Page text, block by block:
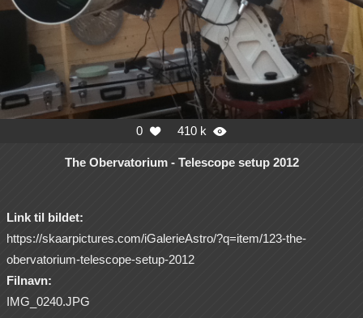
0  410 k 
The Obervatorium - Telescope setup 2012
Link til bildet:
https://skaarpictures.com/iGalerieAstro/?q=item/123-the-
obervatorium-telescope-setup-2012
Filnavn:
IMG_0240.JPG